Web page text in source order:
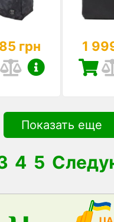
грн 1
Показать еще
4 5